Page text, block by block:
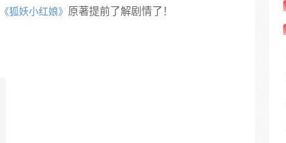
《狐妖小红娘》 原著提前了解剧情了！